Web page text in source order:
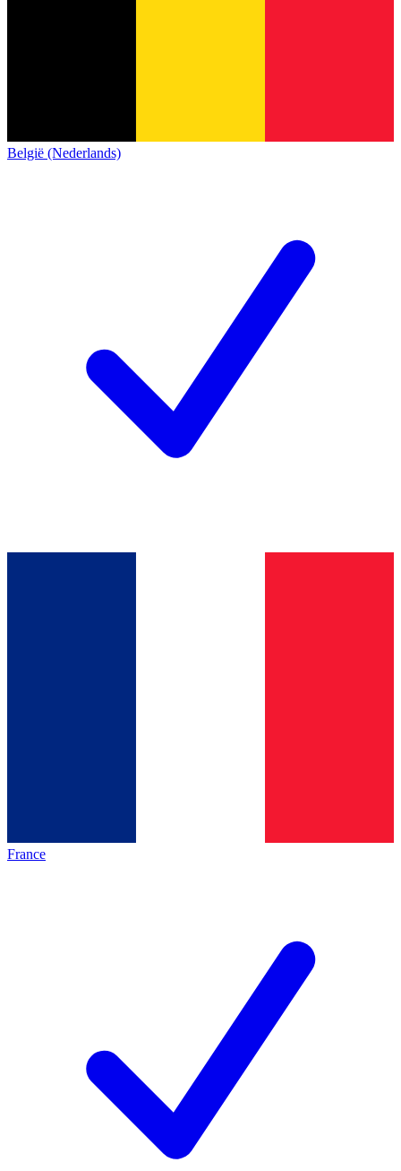
België (Nederlands)
France